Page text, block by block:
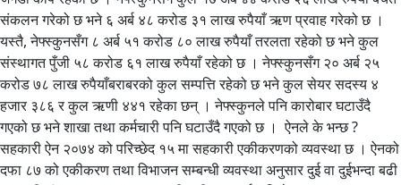
संकलन गरेको छ भने ६ अर्ब ४८ करोड ३१ लाख रुपैयाँ ऋण प्रवाह गरेको छ ।
यस्तै, नेफ्स्कुनसँग ८ अर्ब ५१ करोड ८० लाख रुपैयाँ तरलता रहेको छ भने कुल
संस्थागत पुँजी ५८ करोड ६१ लाख रुपैयाँ रहेको छ । नेफ्स्कुनसँग २० अर्ब २५
करोड ७८ लाख रुपैयाँबराबरको कुल सम्पत्ति रहेको छ भने कुल सेयर सदस्य ४
हजार ३८६ र कुल ऋणी ४४१ रहेका छन् । नेफ्स्कुनले पनि कारोबार घटाउँदै
गएको छ भने शाखा तथा कर्मचारी पनि घटाउँदै गएको छ । ऐनले के भन्छ ?
सहकारी ऐन २०७४ को परिच्छेद १५ मा सहकारी एकीकरणको व्यवस्था छ । ऐनको
दफा ८७ को एकीकरण तथा विभाजन सम्बन्धी व्यवस्था अनुसार दुई वा दुईभन्दा बढी